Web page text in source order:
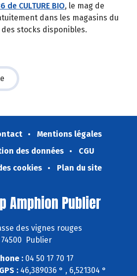
de CULTURE BIO, le mag de
dans les magasins du
stocks disponibles.
Mentions légales
des données
CGU
cookies
Plan du site
Amphion Publier
des vignes rouges
74500 Publier
:04 50 17 70 17
: 46,389036 ° , 6,521304 °